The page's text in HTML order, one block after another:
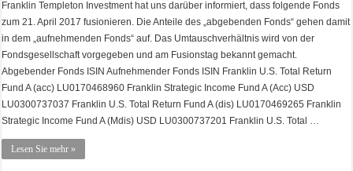
Franklin Templeton Investment hat uns darüber informiert, dass folgende Fonds
zum 21. April 2017 fusionieren. Die Anteile des „abgebenden Fonds“ gehen damit
in dem „aufnehmenden Fonds“ auf. Das Umtauschverhältnis wird von der
Fondsgesellschaft vorgegeben und am Fusionstag bekannt gemacht.
Abgebender Fonds ISIN Aufnehmender Fonds ISIN Franklin U.S. Total Return
Fund A (acc) LU0170468960 Franklin Strategic Income Fund A (Acc) USD
LU0300737037 Franklin U.S. Total Return Fund A (dis) LU0170469265 Franklin
Strategic Income Fund A (Mdis) USD LU0300737201 Franklin U.S. Total …
Lesen Sie mehr »